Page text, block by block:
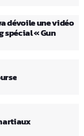
dévoile une vidéo
spécial « Gun